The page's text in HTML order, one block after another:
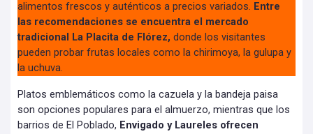
alimentos frescos y auténticos a precios variados. Entre
las recomendaciones se encuentra el mercado
tradicional La Placita de Flórez, donde los visitantes
pueden probar frutas locales como la chirimoya, la gulupa y
la uchuva.
Platos emblemáticos como la cazuela y la bandeja paisa
son opciones populares para el almuerzo, mientras que los
barrios de El Poblado, Envigado y Laureles ofrecen